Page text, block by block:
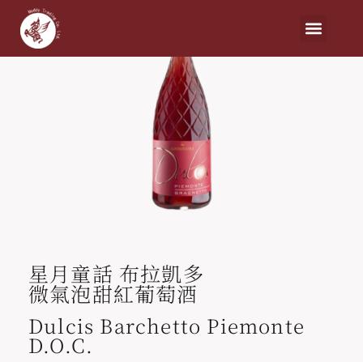
星月童話 布拉凱多
微氣泡甜紅葡萄酒
Dulcis Barchetto Piemonte
D.O.C.